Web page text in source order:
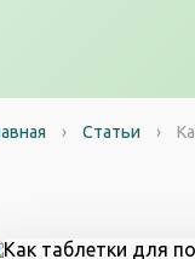
› Статьи ›